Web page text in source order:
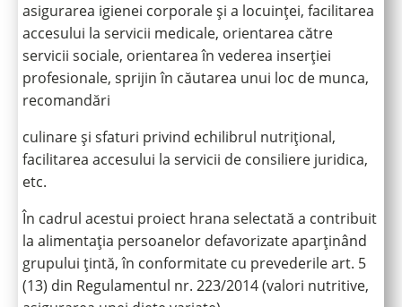
asigurarea igienei corporale și a locuinței, facilitarea
accesului la servicii medicale, orientarea către
servicii sociale, orientarea în vederea inserției
profesionale, sprijin în căutarea unui loc de munca,
recomandări
culinare și sfaturi privind echilibrul nutrițional,
facilitarea accesului la servicii de consiliere juridica,
etc.
În cadrul acestui proiect hrana selectată a contribuit
la alimentația persoanelor defavorizate aparținând
grupului țintă, în conformitate cu prevederile art. 5
(13) din Regulamentul nr. 223/2014 (valori nutritive,